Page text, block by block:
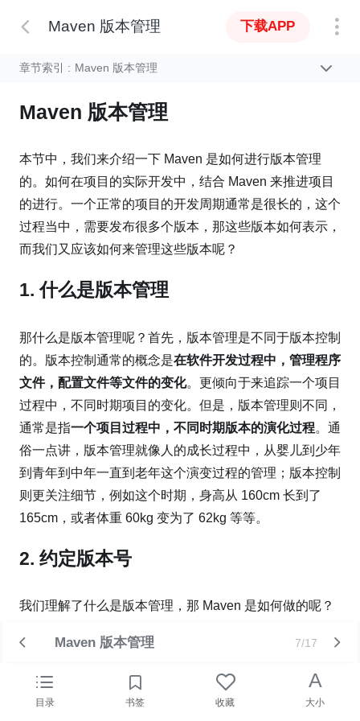
Maven 版本管理 下载APP
章节索引 : Maven 版本管理
Maven 版本管理
本节中，我们来介绍一下 Maven 是如何进行版本管理
的。如何在项目的实际开发中，结合 Maven 来推进项目
的进行。一个正常的项目的开发周期通常是很长的，这个
过程当中，需要发布很多个版本，那这些版本如何表示，
而我们又应该如何来管理这些版本呢？
1. 什么是版本管理
那什么是版本管理呢？首先，版本管理是不同于版本控制
的。版本控制通常的概念是在软件开发过程中，管理程序
文件，配置文件等文件的变化。更倾向于来追踪一个项目
过程中，不同时期项目的变化。但是，版本管理则不同，
通常是指一个项目过程中，不同时期版本的演化过程。通
俗一点讲，版本管理就像人的成长过程中，从婴儿到少年
到青年到中年一直到老年这个演变过程的管理；版本控制
则更关注细节，例如这个时期，身高从 160cm 长到了
165cm，或者体重 60kg 变为了 62kg 等等。
2. 约定版本号
我们理解了什么是版本管理，那 Maven 是如何做的呢？
通常情况下，Maven 的版本号约定中包括如下几个部
<主版本号>.<次版本号>.<增量版本号>.<里程碑版本号>
Maven 版本管理 7/17
目录 书签 收藏
A
大小